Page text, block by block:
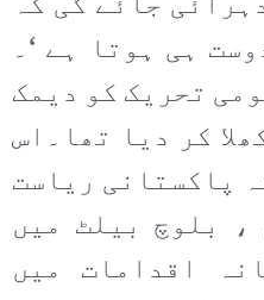
ہی ہوتا ہے ‘۔
تحریک کو دیمک
کر دیا تھا۔اس
پاکستانی ریاست
، بلوچ بیلٹ میں
اقدامات میں